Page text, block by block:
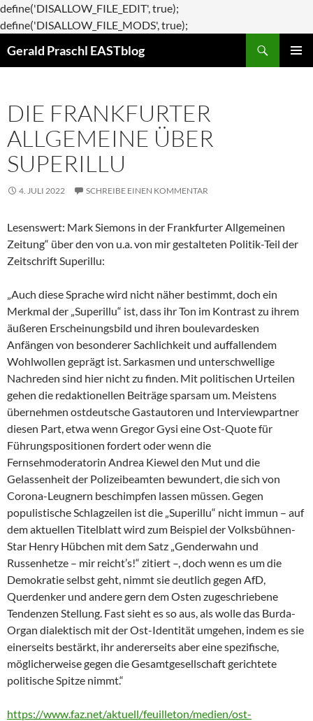
define('DISALLOW_FILE_EDIT', true);
define('DISALLOW_FILE_MODS', true);
Gerald Praschl EASTblog
DIE FRANKFURTER
ALLGEMEINE ÜBER
SUPERILLU
4. JULI 2022 SCHREIBE EINEN KOMMENTAR
Lesenswert: Mark Siemons in der Frankfurter Allgemeinen
Zeitung“ über den von u.a. von mir gestalteten Politik-Teil der
Zeitschrift Superillu:
„Auch diese Sprache wird nicht näher bestimmt, doch ein
Merkmal der „Superillu“ ist, dass ihr Ton im Kontrast zu ihrem
äußeren Erscheinungsbild und ihren boulevardesken
Anfängen von besonderer Sachlichkeit und auffallendem
Wohlwollen geprägt ist. Sarkasmen und unterschwellige
Nachreden sind hier nicht zu finden. Mit politischen Urteilen
gehen die redaktionellen Beiträge sparsam um. Meistens
übernehmen ostdeutsche Gastautoren und Interviewpartner
diesen Part, etwa wenn Gregor Gysi eine Ost-Quote für
Führungspositionen fordert oder wenn die
Fernsehmoderatorin An­drea Kiewel den Mut und die
Gelassenheit der Polizeibeamten bewundert, die sich von
Corona-Leugnern beschimpfen lassen müssen. Gegen
populistische Schlagzeilen ist die „Superillu“ nicht immun – auf
dem aktuellen Titelblatt wird zum Beispiel der Volksbühnen-
Star Henry Hübchen mit dem Satz „Genderwahn und
Russenhetze – mir reicht’s!“ zitiert –, doch wenn es um die
Demokratie selbst geht, nimmt sie deutlich gegen AfD,
Querdenker und andere gern dem Osten zugeschriebene
Tendenzen Stellung. Fast sieht es so aus, als wolle das Burda-
Organ dialektisch mit der Ost-Identität umgehen, indem es sie
einerseits bestärkt, ihr andererseits aber eine spezifische,
möglicherweise gegen die Gesamtgesellschaft gerichtete
politische Spitze nimmt.“
https://www.faz.net/aktuell/feuilleton/medien/ost-